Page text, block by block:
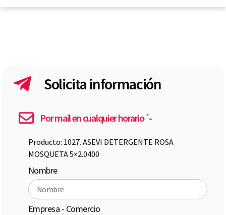
Solicita información
Por mail en cualquier horario´-
Producto: 1027. ASEVI DETERGENTE ROSA
MOSQUETA 5×2.0400
Nombre
Empresa - Comercio